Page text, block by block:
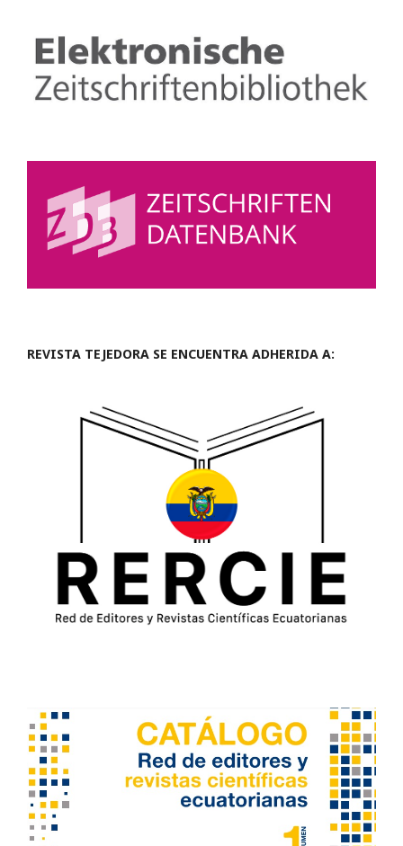
REVISTA TEJEDORA SE ENCUENTRA ADHERIDA A: